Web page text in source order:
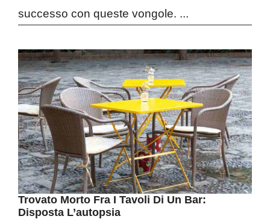
successo con queste vongole. ...
Trovato Morto Fra I Tavoli Di Un Bar:
Disposta L’autopsia